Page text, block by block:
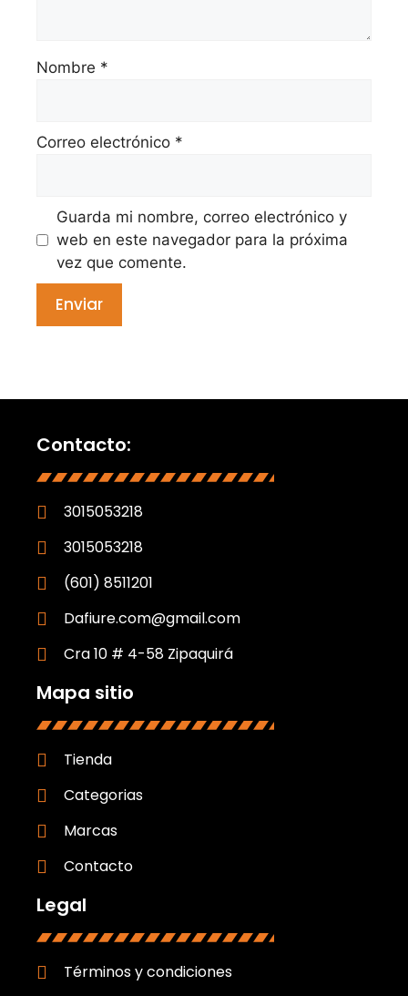
Nombre *
Correo electrónico *
Guarda mi nombre, correo electrónico y
web en este navegador para la próxima
vez que comente.
Contacto:
3015053218
3015053218
(601) 8511201
Dafiure.com@gmail.com
Cra 10 # 4-58 Zipaquirá
Mapa sitio
Tienda
Categorias
Marcas
Contacto
Legal
Términos y condiciones